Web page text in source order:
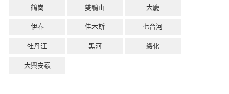
鶴崗 雙鴨山 大慶
伊春 佳木斯 七台河
牡丹江 黑河 綏化
大興安嶺